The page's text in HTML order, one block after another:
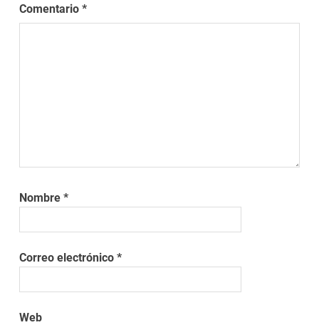
Comentario*
Nombre*
Correo electrónico*
Web